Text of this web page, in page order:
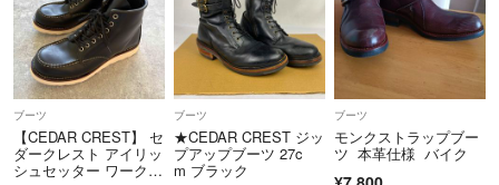
W44 W46 ＝3XLサイズ
最後までご覧いただきありがとうございました♪
スムーズなお取引を心がけますので、どうぞよろしくお願いいたします
^^
ブーツ
【CEDAR CREST】 セ
ダークレスト アイリッ
シュセッター ワークブ
ブーツ
★CEDAR CREST ジッ
プアップブーツ 27c
m ブラック
ブーツ
モンクストラップブー
ツ 本革仕様 バイク